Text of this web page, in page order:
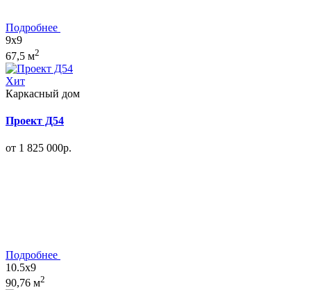
Подробнее
9x9
67,5 м2
Хит
Каркасный дом
Проект Д54
от 1 825 000р.
Подробнее
10.5x9
90,76 м2